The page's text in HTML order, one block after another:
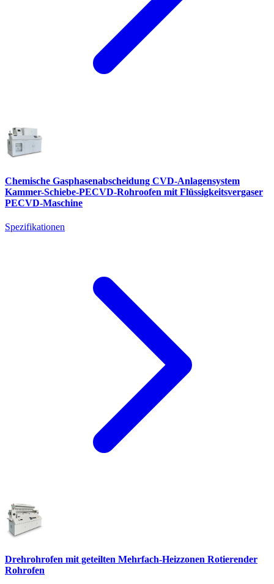
Chemische Gasphasenabscheidung CVD-Anlagensystem
Kammer-Schiebe-PECVD-Rohroofen mit Flüssigkeitsvergaser
PECVD-Maschine
Spezifikationen
Drehrohrofen mit geteilten Mehrfach-Heizzonen Rotierender
Rohrofen